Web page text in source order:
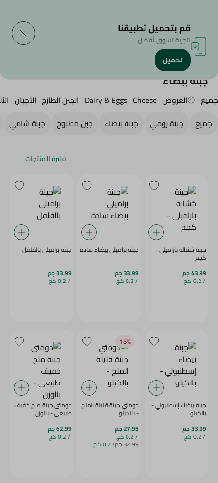
الرئيسية /الجبن,منتجات الألبان والبيض
جبنة بيضاء
جميع العروض Cheese
Dairy & Eggs الجبن الطازج الأجبان
جميع
جبنة رومي جبنة بيضاء جبن مطبوخ جبنة شامي
فلترة المنتجات
جبنة خشاله باراميلي -
كجم
43.99 جم
/ 0.2 كج
جبنة براميلي بيضاء سادة
33.99 جم
/ 0.2 كج
جبنة براميلى بالفلفل
33.99 جم
/ 0.2 كج
جبنة بيضاء إسطنبولي -
بالكيلو
33.99 جم
/ 0.2 كج
15‎%‎
دومتي جبنة قليلة الملح
- بالكيلو
27.95 جم
/ 0.2 كج
32.99 جم / 0.2 كج
دومتى جبنة ملح خفيف
طبيعى - بالوزن
62.99 جم
/ 0.2 كج
قم بتحميل تطبيقنا
لتجربة تسوق أفضل
تحميل